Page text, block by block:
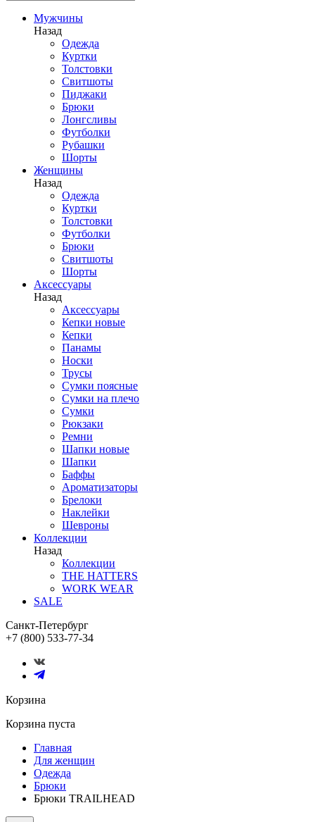
Мужчины
Назад
Одежда
Куртки
Толстовки
Свитшоты
Пиджаки
Брюки
Лонгсливы
Футболки
Рубашки
Шорты
Женщины
Назад
Одежда
Куртки
Толстовки
Футболки
Брюки
Свитшоты
Шорты
Аксессуары
Назад
Аксессуары
Кепки новые
Кепки
Панамы
Носки
Трусы
Сумки поясные
Сумки на плечо
Сумки
Рюкзаки
Ремни
Шапки новые
Шапки
Баффы
Ароматизаторы
Брелоки
Наклейки
Шевроны
Коллекции
Назад
Коллекции
THE HATTERS
WORK WEAR
SALE
Санкт-Петербург
+7 (800) 533-77-34
Корзина
Корзина пуста
Главная
Для женщин
Одежда
Брюки
Брюки TRAILHEAD